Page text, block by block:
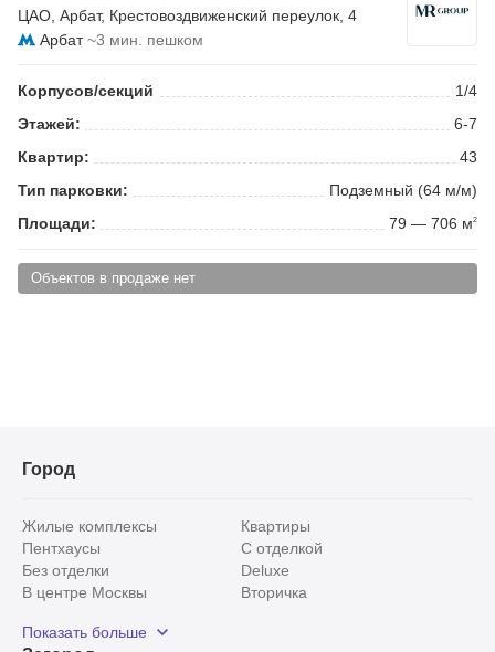
ЦАО Арбат, Крестовоздвиженский переулок , 4
Арбат~3 мин. пешком
Корпусов/секций
1/4
Этажей:
6-7
Квартир:
43
Тип парковки:
Подземный (64 м/м)
Площади:
79 — 706 м2
Объектов в продаже нет
Город
Жилые комплексы
Квартиры
Пентхаусы
С отделкой
Без отделки
Deluxe
В центре Москвы
Вторичка
Рядом с парком
Показать больше